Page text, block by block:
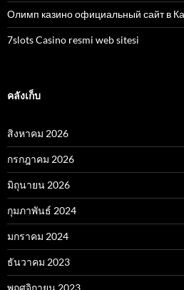
Олимп казино официальный сайт в
7slots Casino resmi web sitesi
คลังเก็บ
สิงหาคม 2026
กรกฎาคม 2026
มิถุนายน 2026
กุมภาพันธ์ 2024
มกราคม 2024
ธันวาคม 2023
พฤศจิกายน 2023